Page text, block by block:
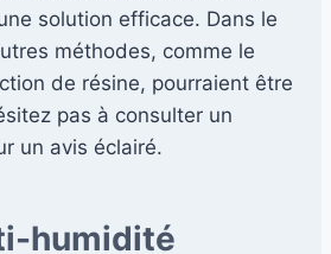
solution efficace. Dans le
méthodes, comme le
de résine, pourraient être
pas à consulter un
un avis éclairé.
humidité